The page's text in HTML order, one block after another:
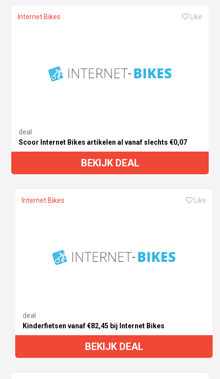
Internet Bikes Like
deal
Scoor Internet Bikes artikelen al vanaf slechts €0,07
BEKIJK DEAL
Internet Bikes Like
deal
Kinderfietsen vanaf €82,45 bij Internet Bikes
BEKIJK DEAL